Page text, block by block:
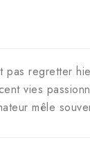
pas regretter
vies
mêle